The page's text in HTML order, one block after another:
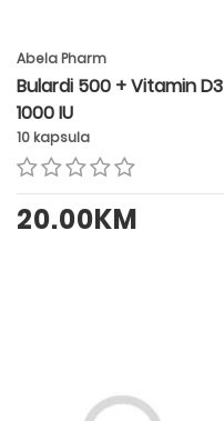
Abela Pharm
Bulardi 500 + Vitamin D3
1000 IU
10 kapsula
20.00KM